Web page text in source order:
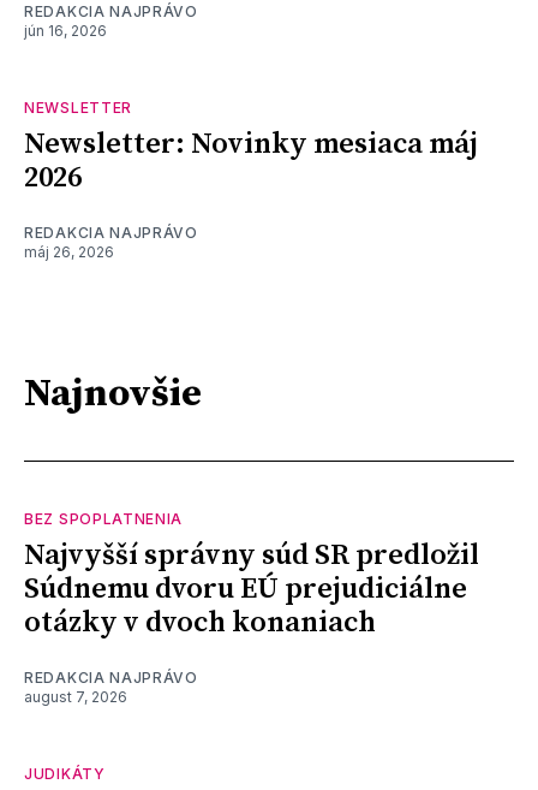
REDAKCIA NAJPRÁVO
jún 16, 2026
NEWSLETTER
Newsletter: Novinky mesiaca máj
2026
REDAKCIA NAJPRÁVO
máj 26, 2026
Najnovšie
BEZ SPOPLATNENIA
Najvyšší správny súd SR predložil
Súdnemu dvoru EÚ prejudiciálne
otázky v dvoch konaniach
REDAKCIA NAJPRÁVO
august 7, 2026
JUDIKÁTY